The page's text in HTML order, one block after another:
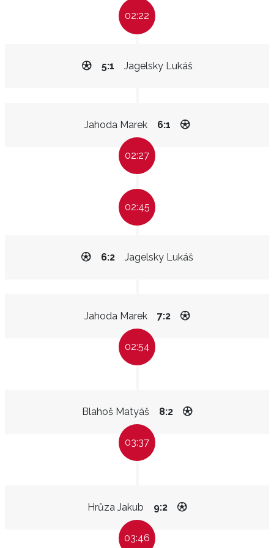
02:22
Jagelsky Lukáš
5:1
Jahoda Marek 6:1
02:27
02:45
Jagelsky Lukáš
6:2
Jahoda Marek 7:2
02:54
Blahoš Matyáš 8:2
03:37
Hrůza Jakub 9:2
03:46